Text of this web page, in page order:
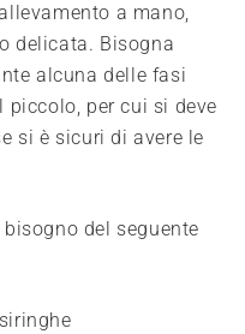
a mano,
delicata. Bisogna
alcuna delle fasi
piccolo, per cui si deve
si è sicuri di avere le
del seguente